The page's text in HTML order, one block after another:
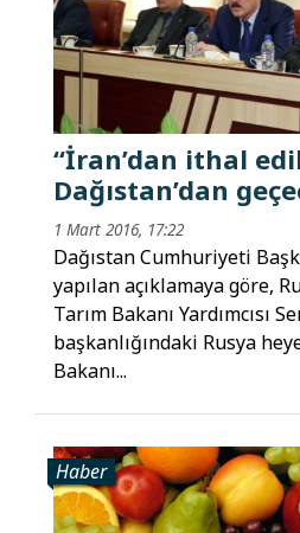
“İran’dan ithal
Dağıstan’dan
1 Mart 2016, 17:22
Dağıstan Cumhuriyeti
yapılan açıklamaya göre,
Tarım Bakanı Yardımcısı
başkanlığındaki Rusya
Bakanı...
Haber